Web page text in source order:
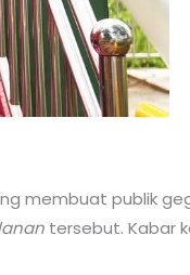
membuat publik
tersebut. Kabar